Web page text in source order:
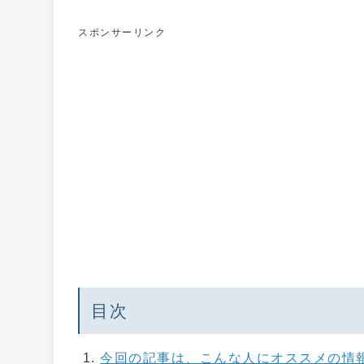
スポンサーリンク
目次
今回の記事は、こんな人にオススメの情